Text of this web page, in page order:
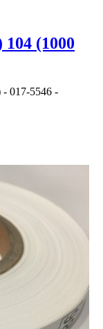
(1000
- 017-5546 -